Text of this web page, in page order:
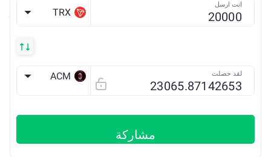
انت ارسل
TRX
لقد حصلت ACM
مشاركة